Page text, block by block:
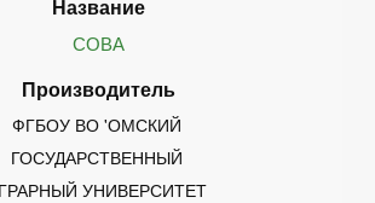
СОВА
ФГБОУ ВО 'ОМСКИЙ
ГОСУДАРСТВЕННЫЙ
УНИВЕРСИТЕТ